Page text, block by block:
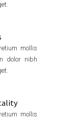
mollis
dolor nibh
mollis